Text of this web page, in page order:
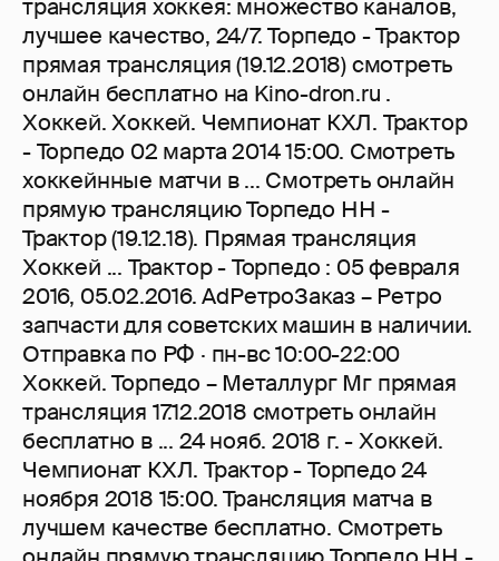
трансляция хоккея: множество каналов,
лучшее качество, 24/7. Торпедо - Трактор
прямая трансляция (19.12.2018) смотреть
онлайн бесплатно на Kino-dron.ru .
Хоккей. Хоккей. Чемпионат КХЛ. Трактор
- Торпедо 02 марта 2014 15:00. Смотреть
хоккейнные матчи в ... Смотреть онлайн
прямую трансляцию Торпедо НН -
Трактор (19.12.18). Прямая трансляция
Хоккей ... Трактор - Торпедо : 05 февраля
2016, 05.02.2016. AdРетроЗаказ – Ретро
запчасти для советских машин в наличии.
Отправка по РФ · пн-вс 10:00-22:00
Хоккей. Торпедо – Металлург Мг прямая
трансляция 17.12.2018 смотреть онлайн
бесплатно в ... 24 нояб. 2018 г. - Хоккей.
Чемпионат КХЛ. Трактор - Торпедо 24
ноября 2018 15:00. Трансляция матча в
лучшем качестве бесплатно. Смотреть